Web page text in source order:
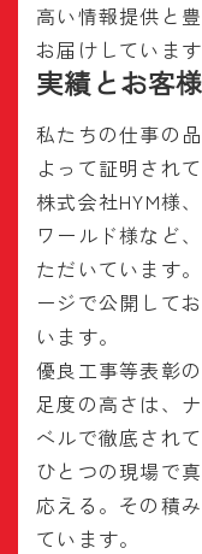
高い情報提供と
お届けしています
実績とお客
私たちの仕事の
よって証明されて
株式会社HYM様
ワールド様など
ただいています
ージで公開して
います。
優良工事等表彰
足度の高さは、
ベルで徹底され
ひとつの現場で
応える。その積
ています。